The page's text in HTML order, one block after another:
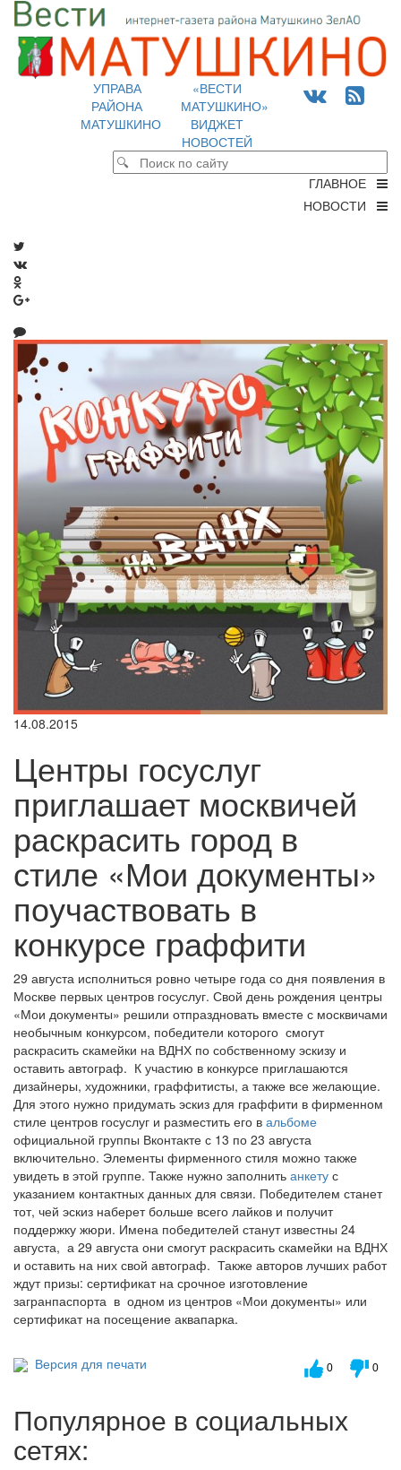
УПРАВА
РАЙОНА
МАТУШКИНО
«ВЕСТИ
МАТУШКИНО»
ВИДЖЕТ
НОВОСТЕЙ
ГЛАВНОЕ
НОВОСТИ
14.08.2015
Центры госуслуг
приглашает москвичей
раскрасить город в
стиле «Мои документы»
поучаствовать в
конкурсе граффити
29 августа исполниться ровно четыре года со дня появления в
Москве первых центров госуслуг. Свой день рождения центры
«Мои документы» решили отпраздновать вместе с москвичами
необычным конкурсом, победители которого смогут
раскрасить скамейки на ВДНХ по собственному эскизу и
оставить автограф. К участию в конкурсе приглашаются
дизайнеры, художники, граффитисты, а также все желающие.
Для этого нужно придумать эскиз для граффити в фирменном
стиле центров госуслуг и разместить его в альбоме
официальной группы Вконтакте с 13 по 23 августа
включительно. Элементы фирменного стиля можно также
увидеть в этой группе. Также нужно заполнить анкету с
указанием контактных данных для связи. Победителем станет
тот, чей эскиз наберет больше всего лайков и получит
поддержку жюри. Имена победителей станут известны 24
августа, а 29 августа они смогут раскрасить скамейки на ВДНХ
и оставить на них свой автограф. Также авторов лучших работ
ждут призы: сертификат на срочное изготовление
загранпаспорта в одном из центров «Мои документы» или
сертификат на посещение аквапарка.
Версия для печати 0 0
Популярное в социальных
сетях: